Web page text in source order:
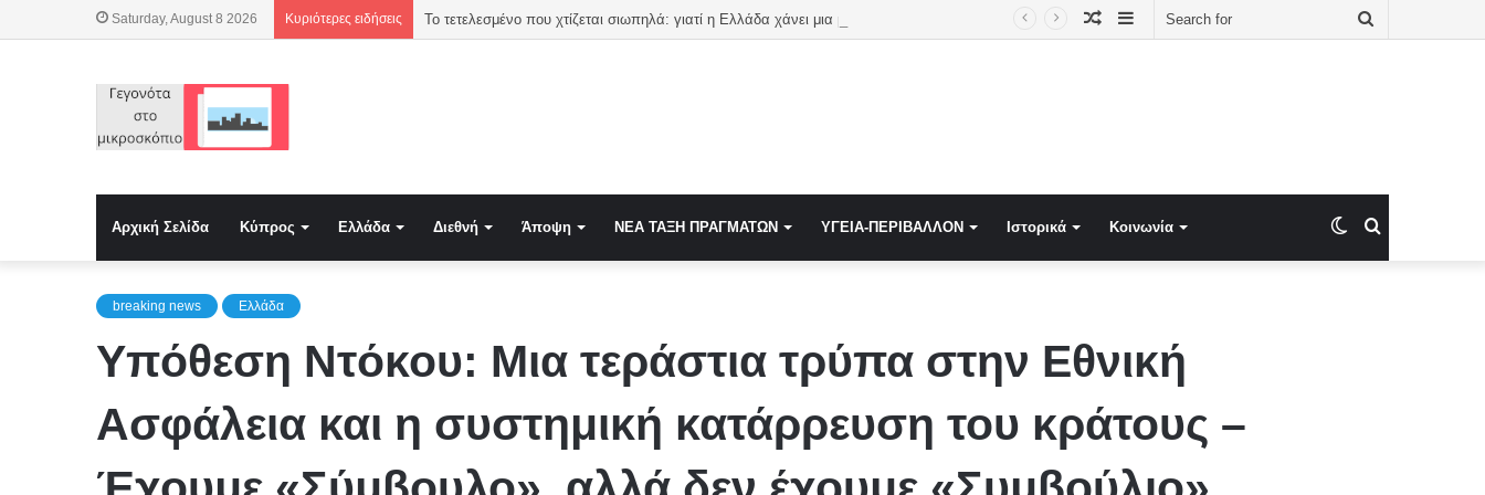
Saturday, August 8 2026 Κυριότερες ειδήσεις Το τετελεσμένο που χτίζεται σιωπηλά: γιατί η Ελλάδα χάνει μια μάχη που δεν βλέπει Sidebar
Random
Αρχική Σελίδα Κύπρος Ελλάδα Διεθνή Άποψη NEA TAΞΗ ΠΡΑΓΜΑΤΩΝ ΥΓΕΙΑ-ΠΕΡΙΒΑΛΛΟΝ Ιστορικά Κοινωνία Switch
breaking news Ελλάδα
Υπόθεση Ντόκου: Μια τεράστια τρύπα στην Εθνική
Ασφάλεια και η συστημική κατάρρευση του κράτους –